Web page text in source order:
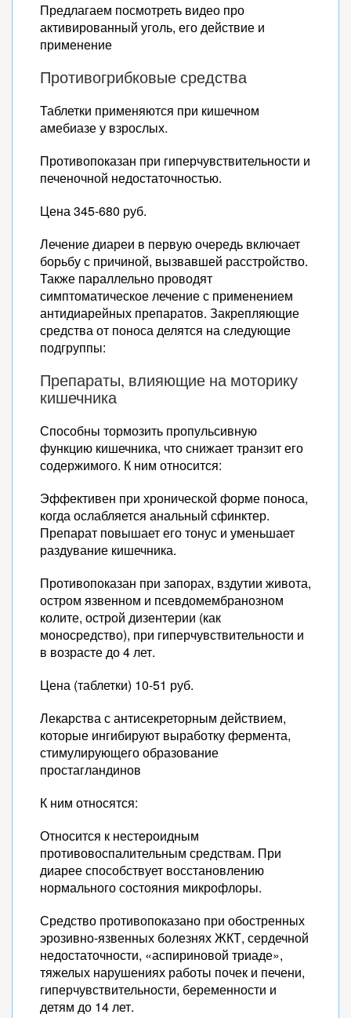
Предлагаем посмотреть видео про
активированный уголь, его действие и
применение
Противогрибковые средства
Таблетки применяются при кишечном
амебиазе у взрослых.
Противопоказан при гиперчувствительности и
печеночной недостаточностью.
Цена 345-680 руб.
Лечение диареи в первую очередь включает
борьбу с причиной, вызвавшей расстройство.
Также параллельно проводят
симптоматическое лечение с применением
антидиарейных препаратов. Закрепляющие
средства от поноса делятся на следующие
подгруппы:
Препараты, влияющие на моторику
кишечника
Способны тормозить пропульсивную
функцию кишечника, что снижает транзит его
содержимого. К ним относится:
Эффективен при хронической форме поноса,
когда ослабляется анальный сфинктер.
Препарат повышает его тонус и уменьшает
раздувание кишечника.
Противопоказан при запорах, вздутии живота,
остром язвенном и псевдомембранозном
колите, острой дизентерии (как
моносредство), при гиперчувствительности и
в возрасте до 4 лет.
Цена (таблетки) 10-51 руб.
Лекарства с антисекреторным действием,
которые ингибируют выработку фермента,
стимулирующего образование
простагландинов
К ним относятся:
Относится к нестероидным
противовоспалительным средствам. При
диарее способствует восстановлению
нормального состояния микрофлоры.
Средство противопоказано при обостренных
эрозивно-язвенных болезнях ЖКТ, сердечной
недостаточности, «аспириновой триаде»,
тяжелых нарушениях работы почек и печени,
гиперчувствительности, беременности и
детям до 14 лет.